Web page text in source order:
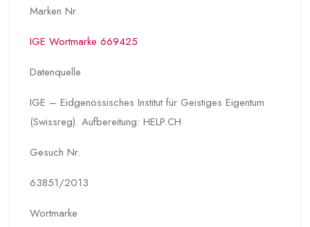
Marken Nr.
IGE Wortmarke 669425
Datenquelle
IGE – Eidgenössisches Institut für Geistiges Eigentum
(Swissreg). Aufbereitung: HELP.CH
Gesuch Nr.
63851/2013
Wortmarke